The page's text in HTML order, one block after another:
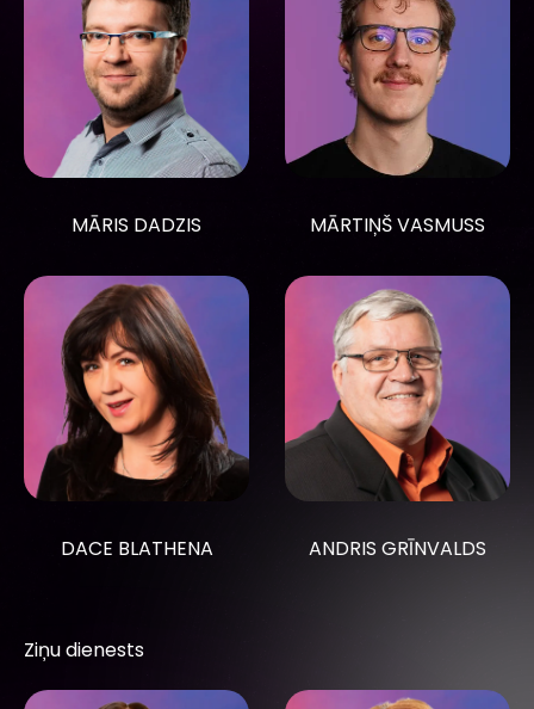
MĀRIS DADZIS MĀRTIŅŠ VASMUSS
DACE BLATHENA ANDRIS GRĪNVALDS
Ziņu dienests